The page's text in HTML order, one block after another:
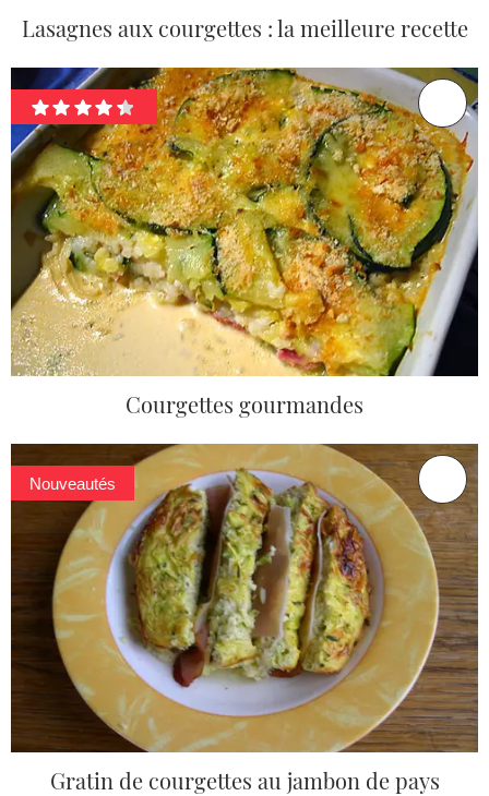
Lasagnes aux courgettes : la meilleure recette
Courgettes gourmandes
Nouveautés
Gratin de courgettes au jambon de pays